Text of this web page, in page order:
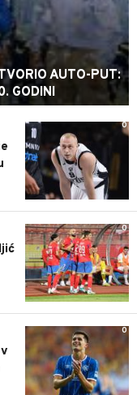
AUTO-PUT:
GODINI
0
0
0